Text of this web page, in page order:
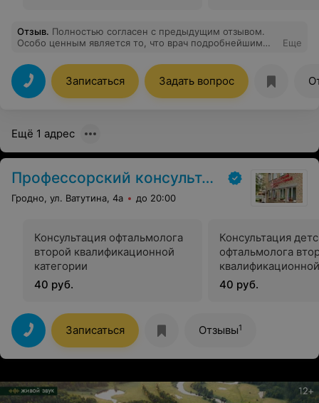
Отзыв. Полностью согласен с предыдущим отзывом.
Особо ценным является то, что врач подробнейшим
обследования.
Еще
Записаться Задать вопрос
Ещё 1 адрес
Профессорский консультативный центр г. Гродно
Гродно, ул. Ватутина, 4а до 20:00
Консультация офтальмолога
второй квалификационной
категории
40 руб.
Консультация
офтальмолога
40 руб.
Записаться Отзывы1